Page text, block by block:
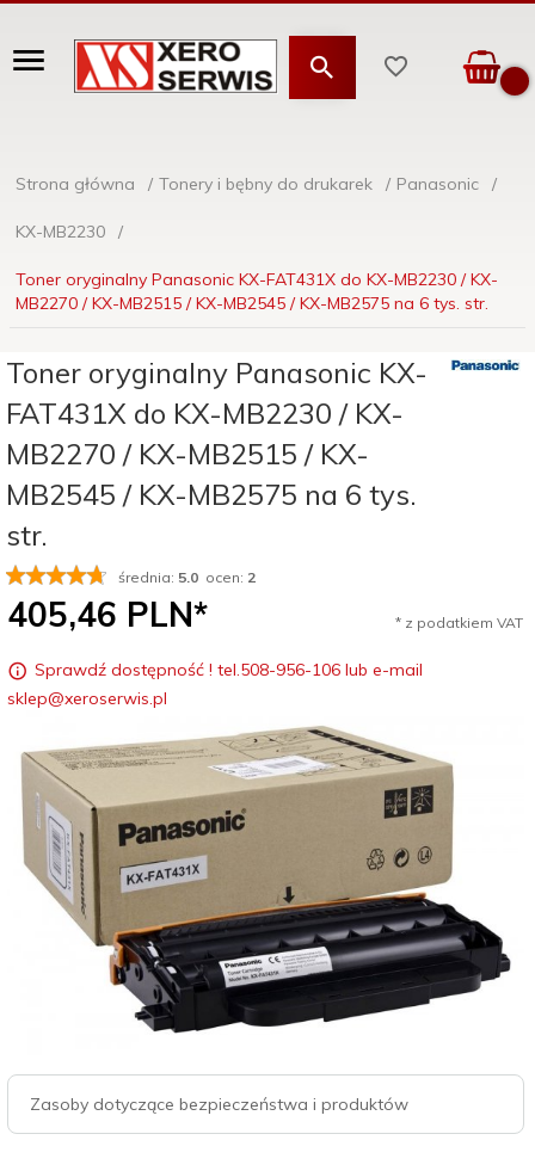
Strona główna Tonery i bębny do drukarek Panasonic
KX-MB2230
Toner oryginalny Panasonic KX-FAT431X do KX-MB2230 / KX-
MB2270 / KX-MB2515 / KX-MB2545 / KX-MB2575 na 6 tys. str.
Toner oryginalny Panasonic KX-
FAT431X do KX-MB2230 / KX-
MB2270 / KX-MB2515 / KX-
MB2545 / KX-MB2575 na 6 tys.
str.
średnia: 5.0 ocen: 2
405,46 PLN* * z podatkiem VAT
Sprawdź dostępność ! tel.508-956-106 lub e-mail
sklep@xeroserwis.pl
Zasoby dotyczące bezpieczeństwa i produktów